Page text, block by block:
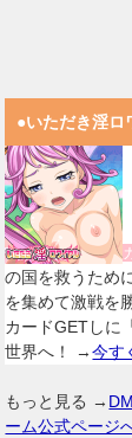
●いただき淫ロ
の国を救うため
を集めて激戦を
カードGETしに
世界へ！ →今す
もっと見る →
ーム公式ページ